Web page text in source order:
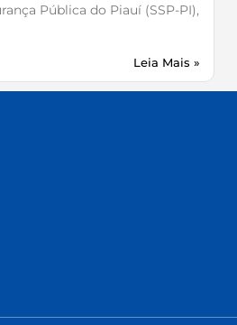
Pública do Piauí (SSP-PI),
Leia Mais »